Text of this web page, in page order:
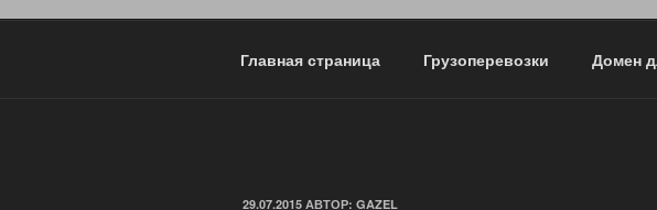
Главная страница Грузоперевозки Домен
ОПУБЛИКОВАНО
29.07.2015 АВТОР: GAZEL